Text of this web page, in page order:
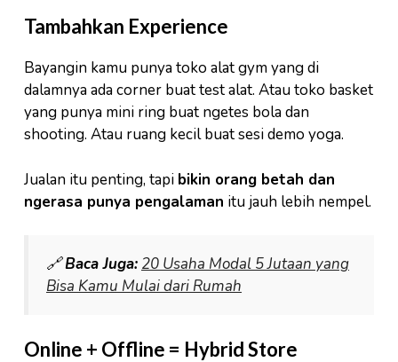
Tambahkan Experience
Bayangin kamu punya toko alat gym yang di
dalamnya ada corner buat test alat. Atau toko basket
yang punya mini ring buat ngetes bola dan
shooting. Atau ruang kecil buat sesi demo yoga.
Jualan itu penting, tapi bikin orang betah dan
ngerasa punya pengalaman itu jauh lebih nempel.
🔗Baca Juga: 20 Usaha Modal 5 Jutaan yang
Bisa Kamu Mulai dari Rumah
Online + Offline = Hybrid Store